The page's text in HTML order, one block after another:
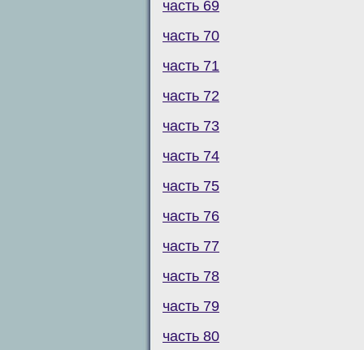
часть 69
часть 70
часть 71
часть 72
часть 73
часть 74
часть 75
часть 76
часть 77
часть 78
часть 79
часть 80